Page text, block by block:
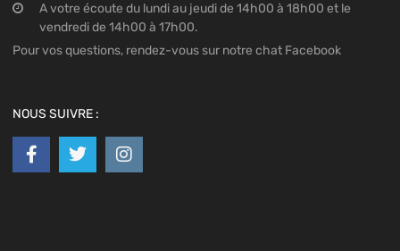
A votre écoute du lundi au jeudi de 14h00 à 18h00 et le
vendredi de 14h00 à 17h00.
Pour vos questions, rendez-vous sur notre chat Facebook
NOUS SUIVRE :